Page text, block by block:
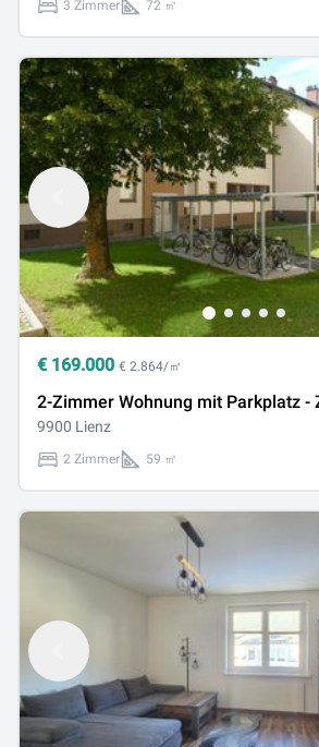
3 Zimmer 72 ㎡
€ 169.000 € 2.864/㎡
2-Zimmer Wohnung mit Parkplatz -
9900 Lienz
2 Zimmer 59 ㎡